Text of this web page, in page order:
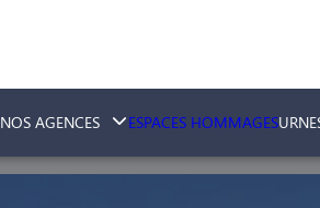
NOS AGENCES ESPACES HOMMAGES